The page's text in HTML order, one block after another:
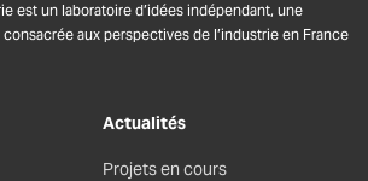
est un laboratoire d’idées indépendant, une
aux perspectives de l’industrie en France
Actualités
Projets en cours